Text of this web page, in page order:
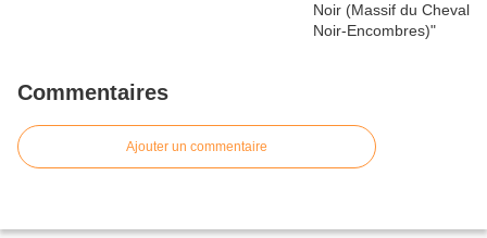
Commentaires
Ajouter un commentaire